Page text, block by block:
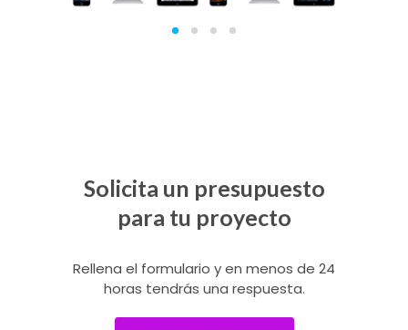
Solicita un presupuesto
para tu proyecto
Rellena el formulario y en menos de 24
horas tendrás una respuesta.